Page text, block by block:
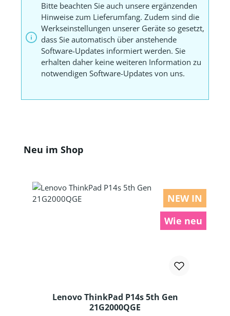
Bitte beachten Sie auch unsere ergänzenden
Hinweise zum Lieferumfang. Zudem sind die
Werkseinstellungen unserer Geräte so gesetzt,
dass Sie automatisch über anstehende
Software-Updates informiert werden. Sie
erhalten daher keine weiteren Information zu
notwendigen Software-Updates von uns.
Produktgalerie überspringen
Neu im Shop
NEW IN
Wie neu
Lenovo ThinkPad P14s 5th Gen
21G2000QGE